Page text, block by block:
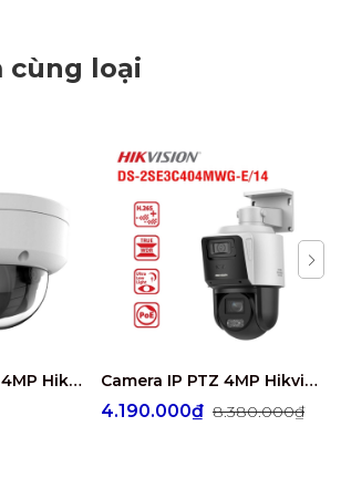
cùng loại
Camera IP Dome 4MP Hikvision DS-2CD2743G2-LIZS2U Camera IP PTZ 4MP Hikvision DS-2SE3C404MWG-E/14
4.190.000₫ 8.380.000₫